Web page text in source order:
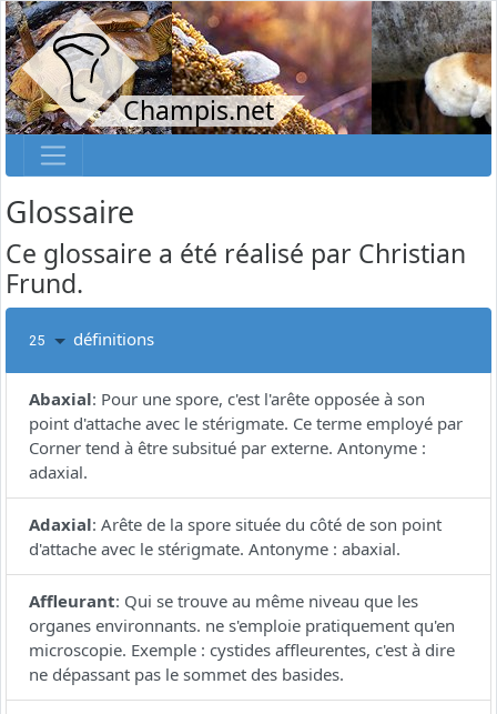
Champis.net
Glossaire
Ce glossaire a été réalisé par Christian
Frund.
25 définitions
Abaxial: Pour une spore, c'est l'arête opposée à son
point d'attache avec le stérigmate. Ce terme employé par
Corner tend à être subsitué par externe. Antonyme :
adaxial.
Adaxial: Arête de la spore située du côté de son point
d'attache avec le stérigmate. Antonyme : abaxial.
Affleurant: Qui se trouve au même niveau que les
organes environnants. ne s'emploie pratiquement qu'en
microscopie. Exemple : cystides affleurentes, c'est à dire
ne dépassant pas le sommet des basides.